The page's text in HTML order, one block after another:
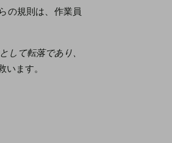
の規則は、作業員
して転落であり、
います。